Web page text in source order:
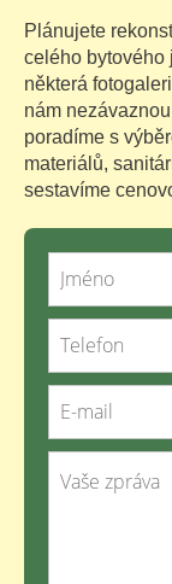
Plánujete
celého bytového
některá
nám
poradíme s
materiálů,
sestavíme